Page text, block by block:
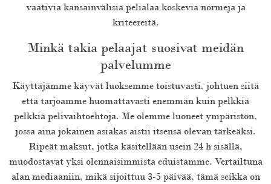
vaativia kansainvälisiä pelialaa koskevia normeja ja
kriteereitä.
Minkä takia pelaajat suosivat meidän
palvelumme
Käyttäjämme käyvät luoksemme toistuvasti, johtuen siitä
että tarjoamme huomattavasti enemmän kuin pelkkiä
pelkkiä pelivaihtoehtoja. Me olemme luoneet ympäristön,
jossa aina jokainen asiakas aistii itsensä olevan tärkeäksi.
Ripeät maksut, jotka käsitellään usein 24 h sisällä,
muodostavat yksi olennaisimmista eduistamme. Vertailtuna
alan mediaaniin, mikä sijoittuu 3-5 päivää, tämä seikka on